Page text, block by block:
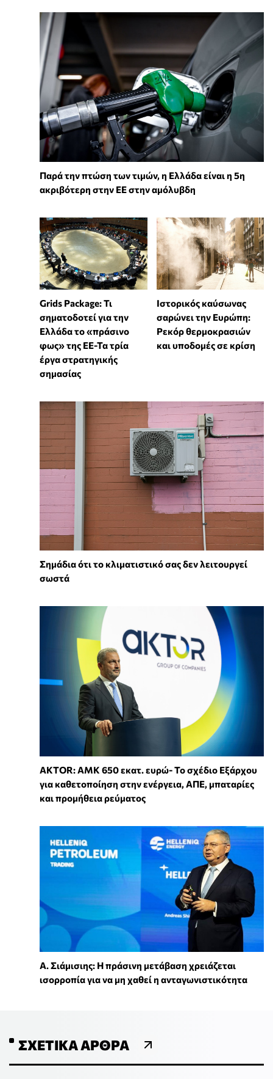
Παρά την πτώση των τιμών, η Ελλάδα είναι η 5η
ακριβότερη στην ΕΕ στην αμόλυβδη
Grids Package: Τι
σηματοδοτεί για την
Ελλάδα το «πράσινο
φως» της ΕΕ-Τα τρία
έργα στρατηγικής
σημασίας
Ιστορικός καύσωνας
σαρώνει την Ευρώπη:
Ρεκόρ θερμοκρασιών
και υποδομές σε κρίση
Σημάδια ότι το κλιματιστικό σας δεν λειτουργεί
σωστά
AKTOR: ΑΜΚ 650 εκατ. ευρώ- Το σχέδιο Εξάρχου
για καθετοποίηση στην ενέργεια, ΑΠΕ, μπαταρίες
και προμήθεια ρεύματος
Α. Σιάμισιης: Η πράσινη μετάβαση χρειάζεται
ισορροπία για να μη χαθεί η ανταγωνιστικότητα
ΣΧΕΤΙΚΆ ΆΡΘΡΑ